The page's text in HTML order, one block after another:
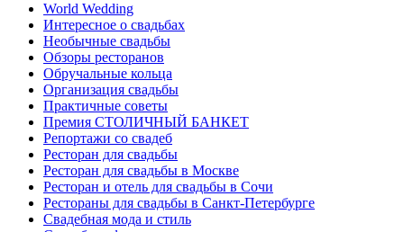
World Wedding
Интересное о свадьбах
Необычные свадьбы
Обзоры ресторанов
Обручальные кольца
Организация свадьбы
Практичные советы
Премия СТОЛИЧНЫЙ БАНКЕТ
Репортажи со свадеб
Ресторан для свадьбы
Ресторан для свадьбы в Москве
Ресторан и отель для свадьбы в Сочи
Рестораны для свадьбы в Санкт-Петербурге
Свадебная мода и стиль